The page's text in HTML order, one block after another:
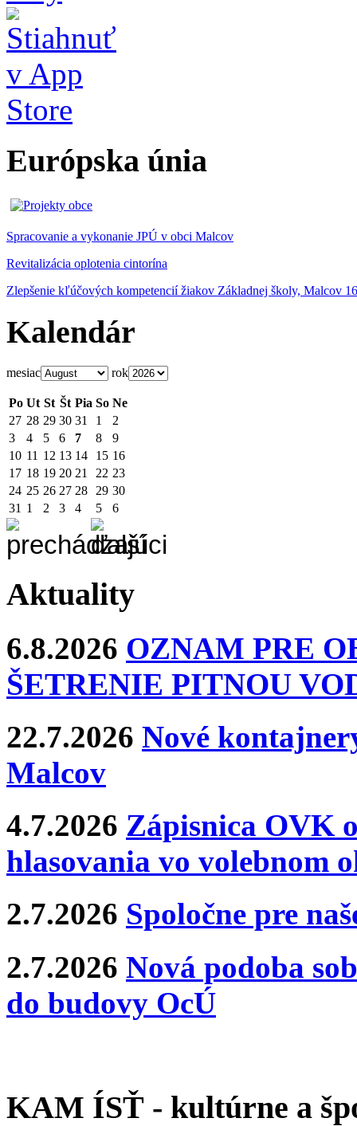
Európska únia
Spracovanie a vykonanie JPÚ v obci Malcov
Revitalizácia oplotenia cintorína
Zlepšenie kľúčových kompetencií žiakov Základnej školy, Malcov 16
Kalendár
mesiac rok
Po Ut St Št Pia So Ne
27 28 29 30 31 1
2
3
4 5 6 7 8
9
10 11 12 13 14 15 16
17 18 19 20 21 22 23
24 25 26 27 28 29 30
31 1 2 3 4 5 6
Aktuality
6.8.2026 OZNAM PRE
ŠETRENIE PITNOU
22.7.2026 Nové
Malcov
4.7.2026 Zápisnica OVK
hlasovania vo volebnom
2.7.2026 Spoločne pre
2.7.2026 Nová podoba
do budovy OcÚ
KAM ÍSŤ - kultúrne a